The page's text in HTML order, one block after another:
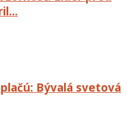
Bývalá svetová